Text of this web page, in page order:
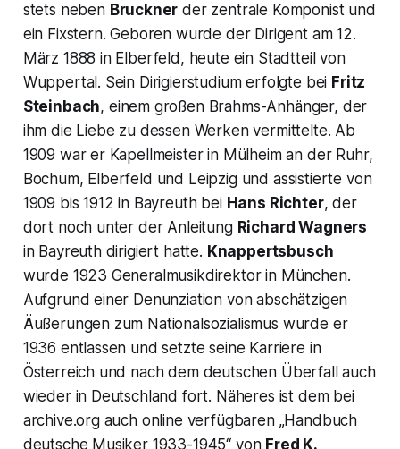
stets neben Bruckner der zentrale Komponist und
ein Fixstern. Geboren wurde der Dirigent am 12.
März 1888 in Elberfeld, heute ein Stadtteil von
Wuppertal. Sein Dirigierstudium erfolgte bei Fritz
Steinbach, einem großen Brahms-Anhänger, der
ihm die Liebe zu dessen Werken vermittelte. Ab
1909 war er Kapellmeister in Mülheim an der Ruhr,
Bochum, Elberfeld und Leipzig und assistierte von
1909 bis 1912 in Bayreuth bei Hans Richter, der
dort noch unter der Anleitung Richard Wagners
in Bayreuth dirigiert hatte. Knappertsbusch
wurde 1923 Generalmusikdirektor in München.
Aufgrund einer Denunziation von abschätzigen
Äußerungen zum Nationalsozialismus wurde er
1936 entlassen und setzte seine Karriere in
Österreich und nach dem deutschen Überfall auch
wieder in Deutschland fort. Näheres ist dem bei
archive.org auch online verfügbaren „Handbuch
deutsche Musiker 1933-1945“ von Fred K.